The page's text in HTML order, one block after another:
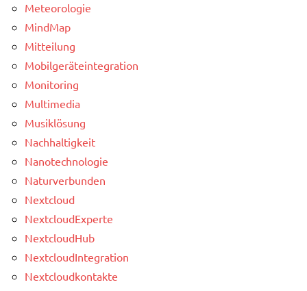
Meteorologie
MindMap
Mitteilung
Mobilgeräteintegration
Monitoring
Multimedia
Musiklösung
Nachhaltigkeit
Nanotechnologie
Naturverbunden
Nextcloud
NextcloudExperte
NextcloudHub
NextcloudIntegration
Nextcloudkontakte